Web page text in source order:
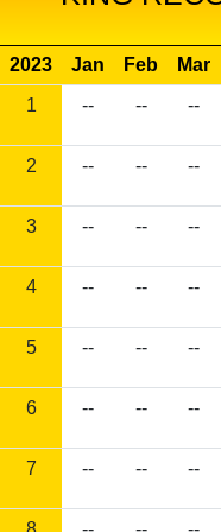
2023 Jan Feb Mar
1
-- -- --
2 -- -- --
3 -- -- --
4 -- -- --
5 -- -- --
6 -- -- --
7 -- -- --